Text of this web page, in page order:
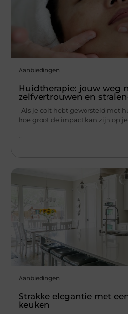
Aanbiedingen
Huidtherapie: jouw weg
zelfvertrouwen en
Als je ooit hebt geworsteld met
hoe groot de impact kan zijn op
...
Aanbiedingen
Strakke elegantie met
keuken